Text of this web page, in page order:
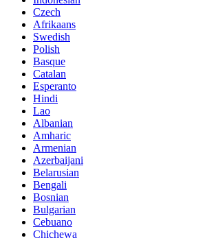
Czech
Afrikaans
Swedish
Polish
Basque
Catalan
Esperanto
Hindi
Lao
Albanian
Amharic
Armenian
Azerbaijani
Belarusian
Bengali
Bosnian
Bulgarian
Cebuano
Chichewa